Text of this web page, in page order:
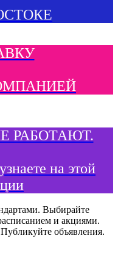
РАБОТАЮТ.
на этой